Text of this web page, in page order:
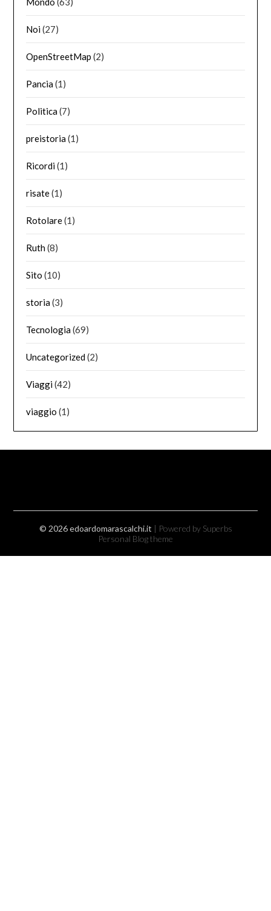
Noi(27)
OpenStreetMap (2)
Pancia(1)
Politica(7)
preistoria(1)
Ricordi(1)
risate(1)
Rotolare(1)
Ruth(8)
Sito (10)
storia(3)
Tecnologia(69)
Uncategorized(2)
Viaggi(42)
viaggio (1)
© 2026 edoardomarascalchi.it | Powered by Superbs
Personal Blog theme